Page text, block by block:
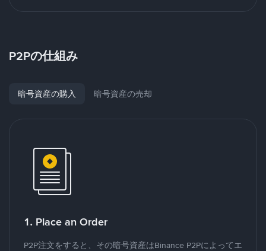
P2Pの仕組み
暗号資産の購入 暗号資産の売却
1. Place an Order
P2P注文をすると、その暗号資産はBinance P2Pによってエ